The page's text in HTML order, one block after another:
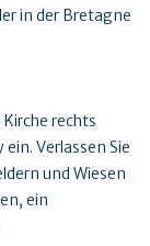
in der Bretagne
Kirche rechts
Verlassen Sie
und Wiesen
ein